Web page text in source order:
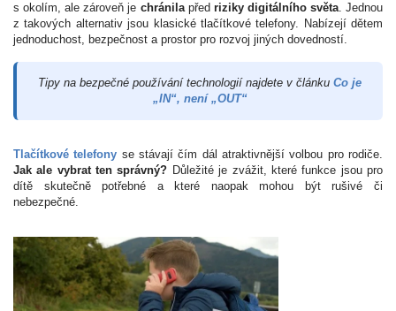
s okolím, ale zároveň je chránilapřed riziky digitálního světa. Jednou
z takových alternativ jsou klasické tlačítkové telefony. Nabízejí dětem
jednoduchost, bezpečnost a prostor pro rozvoj jiných dovedností.
Tipy na bezpečné používání technologií najdete v článku Co je
„IN“, není „OUT“
Tlačítkové telefony se stávají čím dál atraktivnější volbou pro rodiče.
Jak ale vybrat ten správný? Důležité je zvážit, které funkce jsou pro
dítě skutečně potřebné a které naopak mohou být rušivé či
nebezpečné.